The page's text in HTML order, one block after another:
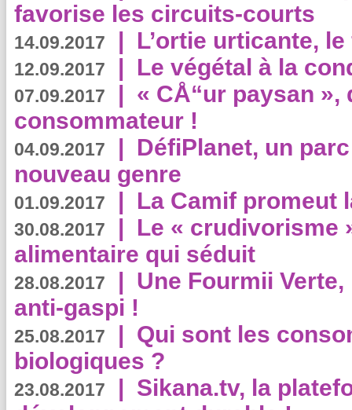
favorise les circuits-courts
14.09.2017 | L’ortie urticante,
12.09.2017 | Le végétal à la
07.09.2017 | « CÅ“ur paysan
consommateur !
04.09.2017 | DéfiPlanet, un
nouveau genre
01.09.2017 | La Camif promeut
30.08.2017 | Le « crudivorisme
alimentaire qui séduit
28.08.2017 | Une Fourmii
anti-gaspi !
25.08.2017 | Qui sont les
biologiques ?
23.08.2017 | Sikana.tv, la